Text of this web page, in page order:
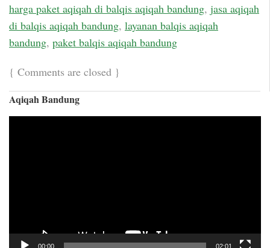
harga paket aqiqah di balqis aqiqah bandung, jasa aqiqah
di balqis aqiqah bandung, layanan balqis aqiqah
bandung, paket balqis aqiqah bandung
{ Comments are closed }
Aqiqah Bandung
00:00 02:01